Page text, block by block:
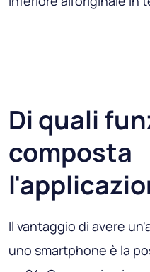
Di quali
composta
Il vantaggio di avere
uno smartphone è la